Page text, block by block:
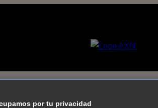
por tu privacidad